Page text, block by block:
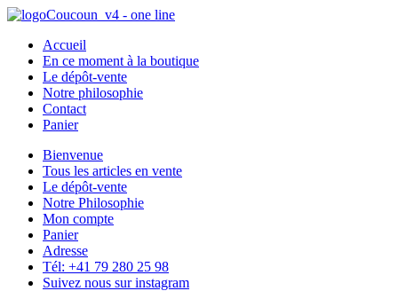
Accueil
En ce moment à la boutique
Le dépôt-vente
Notre philosophie
Contact
Panier
Bienvenue
Tous les articles en vente
Le dépôt-vente
Notre Philosophie
Mon compte
Panier
Adresse
Tél: +41 79 280 25 98
Suivez nous sur instagram